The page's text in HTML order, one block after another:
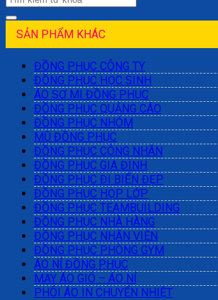
SẢN PHẨM KHÁC
ĐỒNG PHỤC CÔNG TY
ĐỒNG PHỤC HỌC SINH
ÁO SƠ MI ĐỒNG PHỤC
ĐỒNG PHỤC QUẢNG CÁO
ĐỒNG PHỤC NHÓM
MŨ ĐỒNG PHỤC
ĐỒNG PHỤC CÔNG NHÂN
ĐỒNG PHỤC GIA ĐÌNH
ĐỒNG PHỤC ĐI BIỂN ĐẸP
ĐỒNG PHỤC HỌP LỚP
ĐỒNG PHỤC TEAMBUILDING
ĐỒNG PHỤC NHÀ HÀNG
ĐỒNG PHỤC NHÂN VIÊN
ĐỒNG PHỤC PHÒNG GYM
ÁO NỈ ĐỒNG PHỤC
MAY ÁO GIÓ – ÁO NỈ
PHÔI ÁO IN CHUYỂN NHIỆT